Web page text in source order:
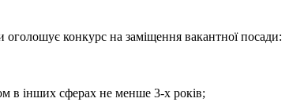
оголошує конкурс на заміщення вакантної посади:
в інших сферах не менше 3-х років;